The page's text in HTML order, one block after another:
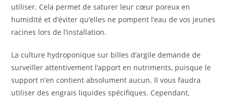
utiliser. Cela permet de saturer leur cœur poreux en
humidité et d’éviter qu’elles ne pompent l’eau de vos jeunes
racines lors de l’installation.
La culture hydroponique sur billes d’argile demande de
surveiller attentivement l’apport en nutriments, puisque le
support n’en contient absolument aucun. Il vous faudra
utiliser des engrais liquides spécifiques. Cependant,